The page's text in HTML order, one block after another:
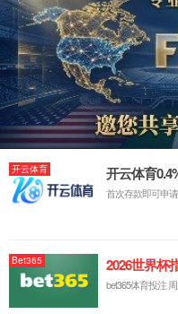
联系电话：130-7261-